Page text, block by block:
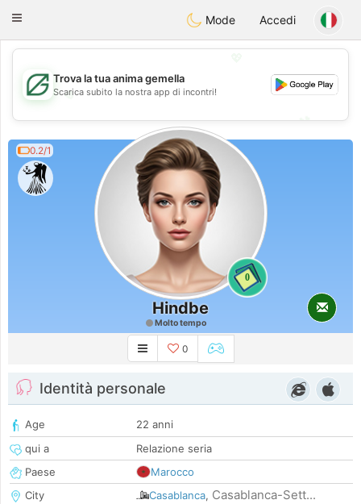
Dating
Toggle
Mode Accedi
💖
💕
💕
Trova la tua anima gemella
Scarica subito la nostra app di incontri!
0.2/1
0
Hindbe
Molto tempo
0
Identità personale
Age
22 anni
qui a
Relazione seria
Paese
Marocco
City
Casablanca, Casablanca-Sett...